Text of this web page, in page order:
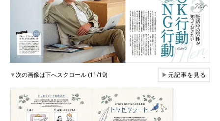
▼次の画像は下へスクロール (11/19) ▶元記事を見る